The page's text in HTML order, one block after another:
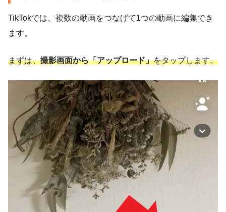
TikTokでは、複数の動画をつなげて1つの動画に編集でき
ます。
まずは、撮影画面から「アップロード」をタップします。